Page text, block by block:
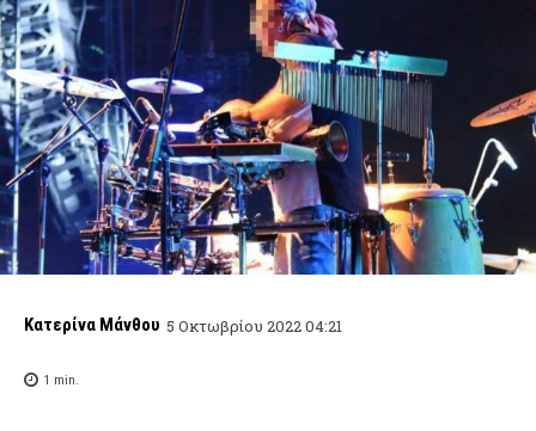
Κατερίνα Μάνθου 5 Οκτωβρίου 2022 04:21
1 min.